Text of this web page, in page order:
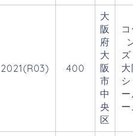
2021(R03) 400
大
阪
府
大
阪
市
中
央
区